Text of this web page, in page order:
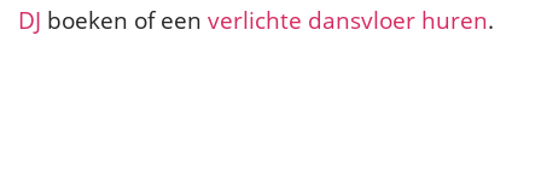
DJ boeken of een verlichte dansvloer huren.